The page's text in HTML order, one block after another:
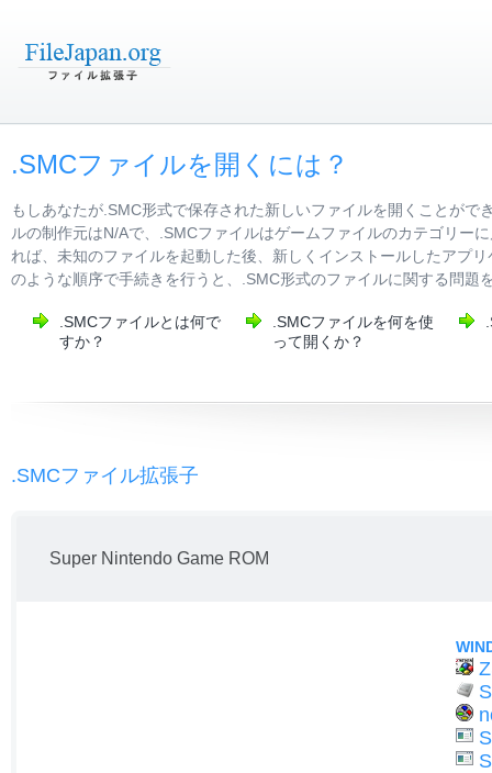
.SMCファイルを開くには？
もしあなたが.SMC形式で保存された新しいファイルを開くことが
ルの制作元はN/Aで、.SMCファイルはゲームファイルのカテゴリー
れば、未知のファイルを起動した後、新しくインストールしたアプ
のような順序で手続きを行うと、.SMC形式のファイルに関する問題
.SMCファイルとは何で
すか？
.SMCファイルを何を使
って開くか？
.SMCファイル拡張子
Super Nintendo Game ROM